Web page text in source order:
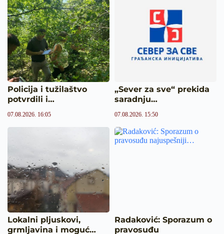
Policija i tužilaštvo
potvrdili i…
07.08.2026. 16:05
„Sever za sve“ prekida
saradnju…
07.08.2026. 15:50
Lokalni pljuskovi,
grmljavina i moguć…
Radaković: Sporazum o
pravosuđu